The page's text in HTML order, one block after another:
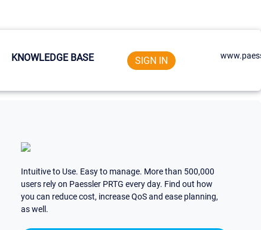
KNOWLEDGE BASE SIGN IN
Intuitive to Use. Easy to manage. More than 500,000
users rely on Paessler PRTG every day. Find out how
you can reduce cost, increase QoS and ease planning,
as well.